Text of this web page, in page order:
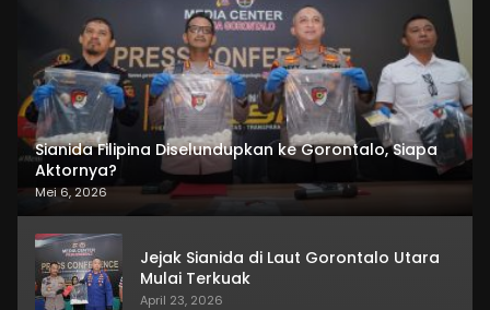
Sianida Filipina Diselundupkan ke Gorontalo, Siapa
Aktornya?
Mei 6, 2026
Jejak Sianida di Laut Gorontalo Utara
Mulai Terkuak
April 23, 2026